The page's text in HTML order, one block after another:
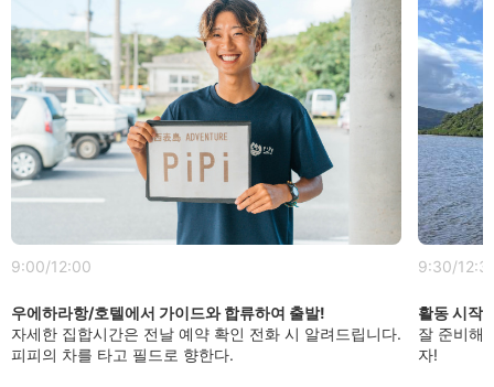
9:00/12:00
우에하라항/호텔에서 가이드와 합류하여 출발!
자세한 집합시간은 전날 예약 확인 전화 시 알려드립니다.
피피의 차를 타고 필드로 향한다.
9:30/
활동 시작!
잘 준비해
자!